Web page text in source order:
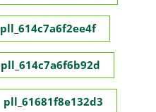
pll_614c7a6f2ee4f
pll_614c7a6f6b92d
pll_61681f8e132d3